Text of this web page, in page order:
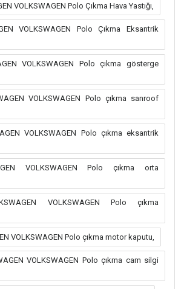
VOLKSWAGEN Polo Çıkma Hava Yastığı,
VOLKSWAGEN Polo Çıkma Eksantrik
VOLKSWAGEN Polo çıkma gösterge
VOLKSWAGEN Polo çıkma sanroof
VOLKSWAGEN Polo çıkma eksantrik
VOLKSWAGEN Polo çıkma orta
VOLKSWAGEN Polo çıkma
VOLKSWAGEN Polo çıkma motor kaputu,
VOLKSWAGEN Polo çıkma cam silgi